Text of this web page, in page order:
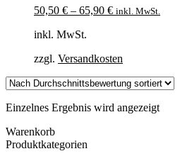
50,50 € – 65,90 € inkl. MwSt.
inkl. MwSt.
zzgl. Versandkosten
Einzelnes Ergebnis wird angezeigt
Warenkorb
Produktkategorien